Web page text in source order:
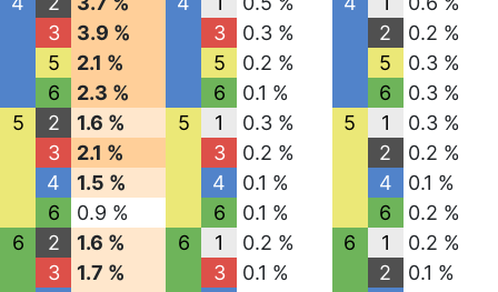
3
3.9 %
5
2.1 %
6
2.3 %
5
2
1.6 %
3
2.1 %
4
1.5 %
6
0.9 %
6
2
1.6 %
3
1.7 %
3
0.3 %
5
0.2 %
6
0.1 %
5
1
0.3 %
3
0.2 %
4
0.1 %
6
0.1 %
6
1
0.2 %
3
0.1 %
2
0.2 %
5
0.3 %
6
0.3 %
5
1
0.3 %
2
0.2 %
4
0.1 %
6
0.2 %
6
1
0.2 %
2
0.1 %